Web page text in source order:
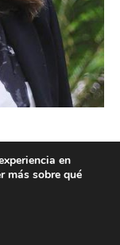
en
más sobre qué